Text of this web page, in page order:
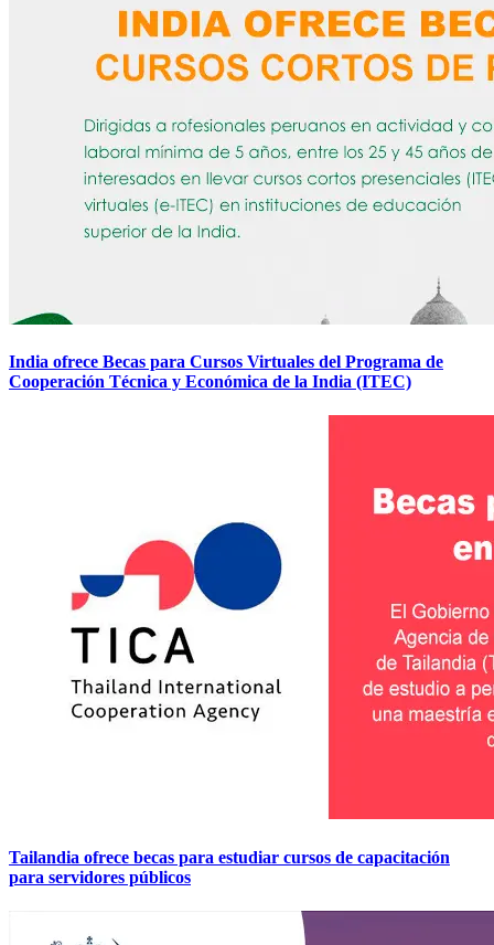
India ofrece Becas para Cursos Virtuales del Programa de
Cooperación Técnica y Económica de la India (ITEC)
Tailandia ofrece becas para estudiar cursos de capacitación
para servidores públicos